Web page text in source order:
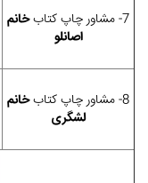
7- مشاور چاپ کتاب
خانم
اصانلو
8- مشاور چاپ کتاب
خانم
لشگری